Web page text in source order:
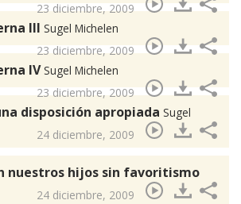
23 diciembre, 2009
III Sugel Michelen
23 diciembre, 2009
IVSugel Michelen
23 diciembre, 2009
disposición apropiada Sugel
24 diciembre, 2009
nuestros hijos sin favoritismo
24 diciembre, 2009